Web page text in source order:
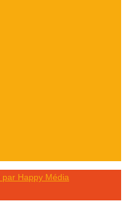
par Happy Média